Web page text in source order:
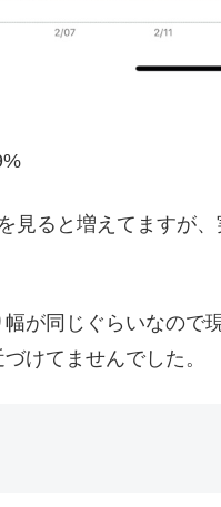
見ると増えてますが
が同じぐらいなので
けてませんでした。